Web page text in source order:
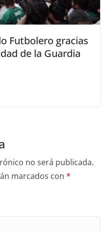
Futbolero gracias
de la Guardia
no será publicada.
marcados con *